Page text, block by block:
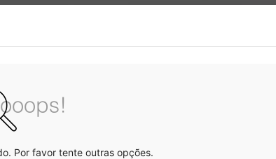
Por favor tente outras opções.